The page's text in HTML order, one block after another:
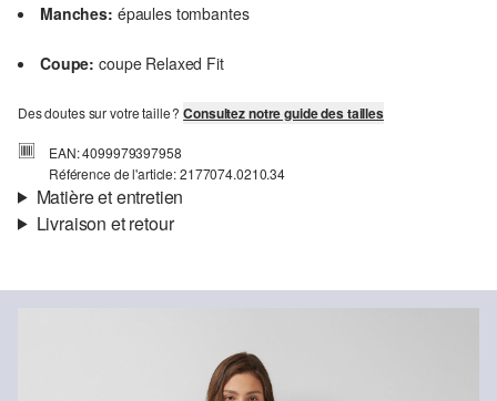
Manches: épaules tombantes
Coupe: coupe Relaxed Fit
Des doutes sur votre taille ?Consultez notre guide des tailles
EAN: 4099979397958
Référence de l'article: 2177074.0210.34
Matière et entretien
Matière: modal mélangé
Livraison et retour
Ta commande sera expédiée par SwissPost dans un délai de 4 à 5